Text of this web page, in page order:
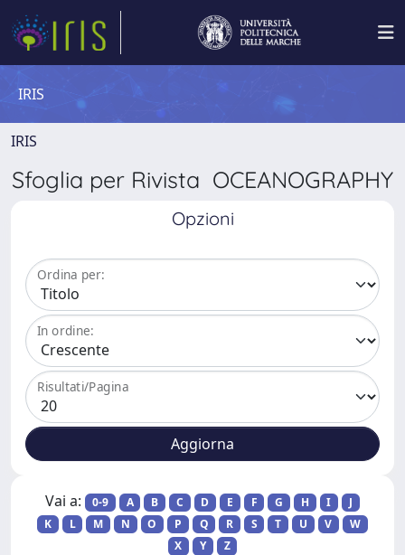
IRIS
IRIS
Sfoglia per Rivista OCEANOGRAPHY
Opzioni
Ordina per:
In ordine:
Risultati/Pagina
Vai a: 0-9 A B C D E F G H I
J
K
L M N O P Q R S T U V
W
X
Y Z